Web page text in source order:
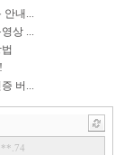
안내...
상 ...
버...